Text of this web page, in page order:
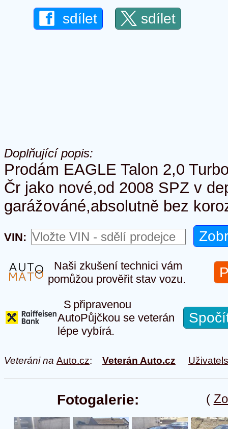
sdílet sdílet
Doplňující popis:
Prodám EAGLE Talon 2,0
Čr jako nové,od 2008 SPZ v
garážováné,absolutně bez
VIN:
Naši zkušení technici vám
pomůžou prověřit stav vozu.
S připravenou
AutoPůjčkou se veterán
lépe vybírá.
Veteráni na Auto.cz: Veterán Auto.cz
(
Fotogalerie: